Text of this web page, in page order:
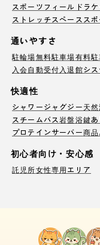
スポーツフィールド ラ
ストレッチスペース ス
通いやすさ
駐輪場無料駐車場有料
入会自動受付 入退館シ
快適性
シャワージャグジー天
スチームバス岩盤浴鍵
プロテインサーバー商
初心者向け・安心感
託児所女性専用エリア